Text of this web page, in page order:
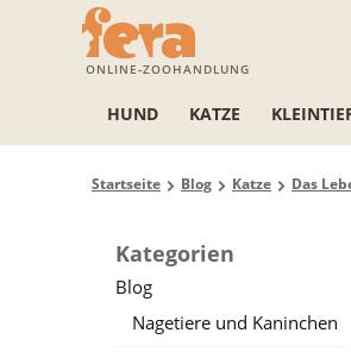
ONLINE-ZOOHANDLUNG
HUND KATZE
Startseite Blog Katze Das
Kategorien
Blog
Nagetiere und Kaninchen